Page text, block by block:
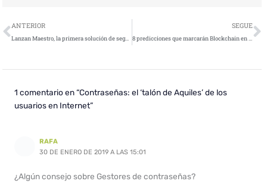
Ant
ANTERIOR
Lanzan Maestro, la primera solución de seguridad en red de la industria con hiperescalabilidad, y nuevas gateways ultra escalables
SEGUE
8 predicciones que marcarán Blockchain en 2019
1 comentario en “Contraseñas: el ‘talón de Aquiles’ de los
usuarios en Internet”
RAFA
30 DE ENERO DE 2019 A LAS 15:01
¿Algún consejo sobre Gestores de contraseñas?